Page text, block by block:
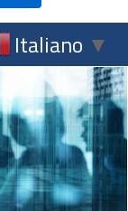
Italiano ▼